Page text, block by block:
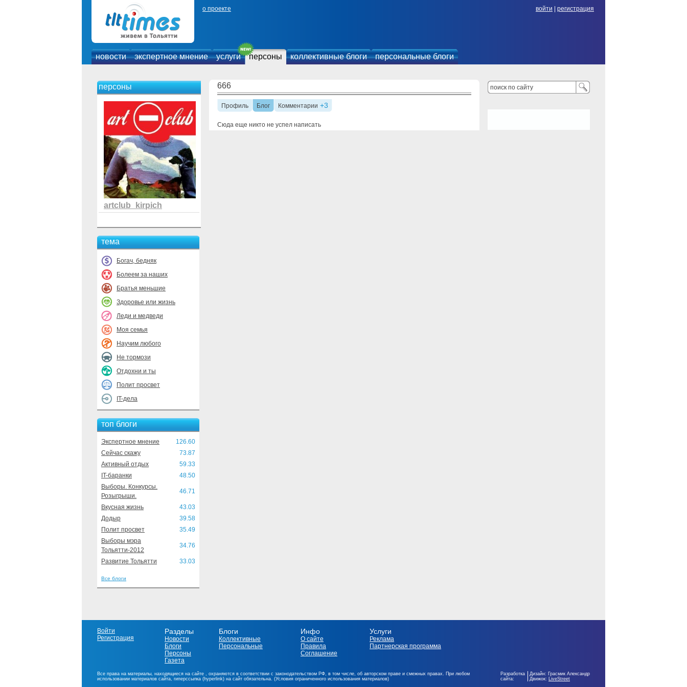
о проекте войти регистрация
новости экспертное мнение услуги персоны коллективные блоги персональные блоги
персоны
artclub_kirpich
тема
Богач, бедняк
Болеем за наших
Братья меньшие
Здоровье или жизнь
Леди и медведи
Моя семья
Научим любого
Не тормози
Отдохни и ты
Полит просвет
IT-дела
топ блоги
Экспертное мнение
126.60
Сейчас скажу
73.87
Активный отдых
59.33
IT-баранки
48.50
Выборы. Конкурсы.
Розыгрыши.
46.71
Вкусная жизнь
43.03
Додыр
39.58
Полит просвет
35.49
Выборы мэра
Тольятти-2012
34.76
Развитие Тольятти 33.03
Все блоги
666
Профиль Блог Комментарии +3
Сюда еще никто не успел написать
Войти
Регистрация
Разделы
Новости
Блоги
Персоны
Газета
Блоги
Коллективные
Персональные
Инфо
О сайте
Правила
Соглашение
Услуги
Реклама
Партнерская программа
Все права на материалы, находящиеся на сайте , охраняются в соответствии с законодательством РФ, в том числе, об авторском праве и смежных правах. При любом
использовании материалов сайта, гиперссылка (hyperlink) на сайт обязательна. (Условия ограниченного использования материалов)
Разработка
сайта:
Дизайн: Грасмик Александр
Движок: LiveStreet